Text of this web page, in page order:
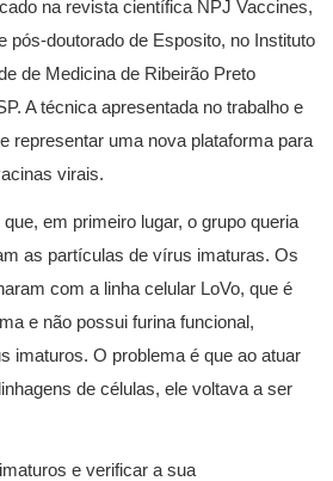
na revista científica NPJ Vaccines,
pós-doutorado de Esposito, no Instituto
de Medicina de Ribeirão Preto
A técnica apresentada no trabalho e
representar uma nova plataforma para
virais.
em primeiro lugar, o grupo queria
as partículas de vírus imaturas. Os
com a linha celular LoVo, que é
e não possui furina funcional,
imaturos. O problema é que ao atuar
de células, ele voltava a ser
e verificar a sua